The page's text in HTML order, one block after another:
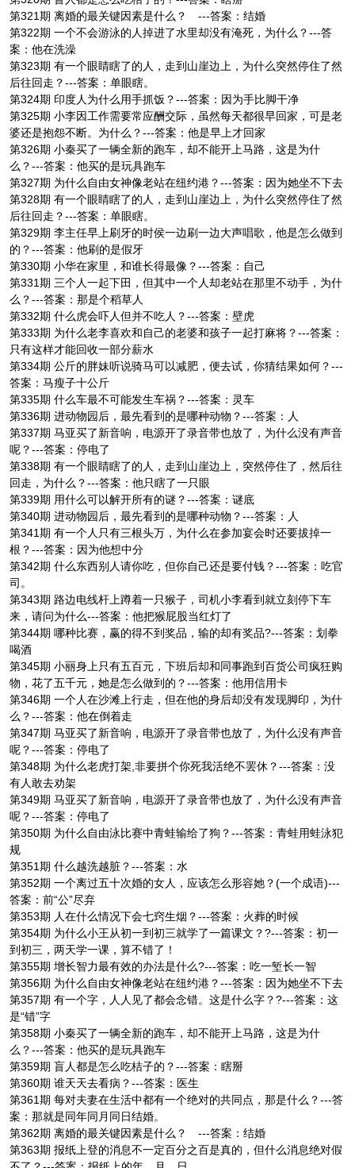
第321期 离婚的最关键因素是什么？ ---答案：结婚
第322期 一个不会游泳的人掉进了水里却没有淹死，为什么？---答
案：他在洗澡
第323期 有一个眼睛瞎了的人，走到山崖边上，为什么突然停住了然
后往回走？---答案：单眼瞎。
第324期 印度人为什么用手抓饭？---答案：因为手比脚干净
第325期 小李因工作需要常应酬交际，虽然每天都很早回家，可是老
婆还是抱怨不断。为什么？---答案：他是早上才回家
第326期 小秦买了一辆全新的跑车，却不能开上马路，这是为什
么？---答案：他买的是玩具跑车
第327期 为什么自由女神像老站在纽约港？---答案：因为她坐不下去
第328期 有一个眼睛瞎了的人，走到山崖边上，为什么突然停住了然
后往回走？---答案：单眼瞎。
第329期 李主任早上刷牙的时侯一边刷一边大声唱歌，他是怎么做到
的？---答案：他刷的是假牙
第330期 小华在家里，和谁长得最像？---答案：自己
第331期 三个人一起下田，但其中一个人却老站在那里不动手，为什
么？---答案：那是个稻草人
第332期 什么虎会吓人但并不吃人？---答案：壁虎
第333期 为什么老李喜欢和自己的老婆和孩子一起打麻将？---答案：
只有这样才能回收一部分薪水
第334期 公斤的胖妹听说骑马可以减肥，便去试，你猜结果如何？---
答案：马瘦子十公斤
第335期 什么车最不可能发生车祸？---答案：灵车
第336期 进动物园后，最先看到的是哪种动物？---答案：人
第337期 马亚买了新音响，电源开了录音带也放了，为什么没有声音
呢？---答案：停电了
第338期 有一个眼睛瞎了的人，走到山崖边上，突然停住了，然后往
回走，为什么？---答案：他只瞎了一只眼
第339期 用什么可以解开所有的谜？---答案：谜底
第340期 进动物园后，最先看到的是哪种动物？---答案：人
第341期 有一个人只有三根头万，为什么在参加宴会时还要拔掉一
根？---答案：因为他想中分
第342期 什么东西别人请你吃，但你自己还是要付钱？---答案：吃官
司。
第343期 路边电线杆上蹲着一只猴子，司机小李看到就立刻停下车
来，请问为什么---答案：他把猴屁股当红灯了
第344期 哪种比赛，赢的得不到奖品，输的却有奖品?---答案：划拳
喝酒
第345期 小丽身上只有五百元，下班后却和同事跑到百货公司疯狂购
物，花了五千元，她是怎么做到的？---答案：他用信用卡
第346期 一个人在沙滩上行走，但在他的身后却没有发现脚印，为什
么？---答案：他在倒着走
第347期 马亚买了新音响，电源开了录音带也放了，为什么没有声音
呢？---答案：停电了
第348期 为什么老虎打架,非要拼个你死我活绝不罢休？---答案：没
有人敢去劝架
第349期 马亚买了新音响，电源开了录音带也放了，为什么没有声音
呢？---答案：停电了
第350期 为什么自由泳比赛中青蛙输给了狗？---答案：青蛙用蛙泳犯
规
第351期 什么越洗越脏？---答案：水
第352期 一个离过五十次婚的女人，应该怎么形容她？(一个成语)---
答案：前“公”尽弃
第353期 人在什么情况下会七窍生烟？---答案：火葬的时候
第354期 为什么小王从初一到初三就学了一篇课文？?---答案：初一
到初三，两天学一课，算不错了！
第355期 增长智力最有效的办法是什么?---答案：吃一堑长一智
第356期 为什么自由女神像老站在纽约港？---答案：因为她坐不下去
第357期 有一个字，人人见了都会念错。这是什么字？?---答案：这
是“错”字
第358期 小秦买了一辆全新的跑车，却不能开上马路，这是为什
么？---答案：他买的是玩具跑车
第359期 盲人都是怎么吃桔子的？---答案：瞎掰
第360期 谁天天去看病？---答案：医生
第361期 每对夫妻在生活中都有一个绝对的共同点，那是什么？---答
案：那就是同年同月同日结婚。
第362期 离婚的最关键因素是什么？ ---答案：结婚
第363期 报纸上登的消息不一定百分之百是真的，但什么消息绝对假